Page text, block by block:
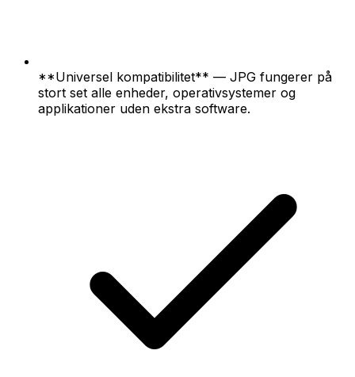
**Universel kompatibilitet** — JPG fungerer på
stort set alle enheder, operativsystemer og
applikationer uden ekstra software.